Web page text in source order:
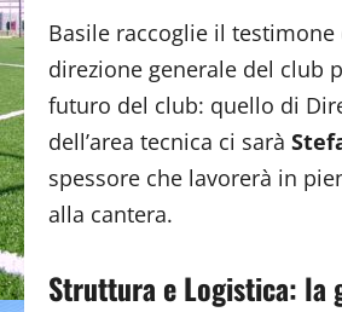
Basile raccoglie il testimone
direzione generale del club
futuro del club: quello di
dell’area tecnica ci sarà
spessore che lavorerà in
alla cantera.
Struttura e Logistica: la